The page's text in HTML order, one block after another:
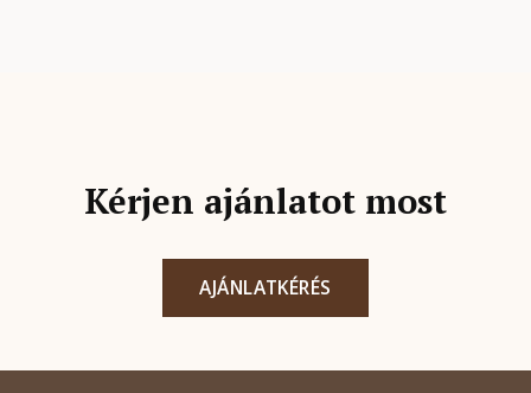
Kérjen ajánlatot most
AJÁNLATKÉRÉS